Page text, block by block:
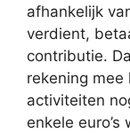
afhankelijk
verdient,
contributie.
rekening
activiteiten
enkele